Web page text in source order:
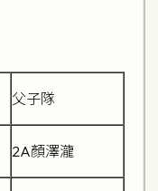
父子隊
2A顏澤瀧